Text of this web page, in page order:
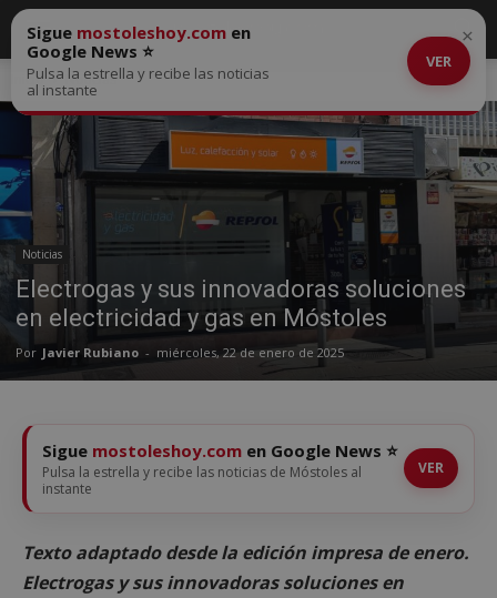
Inicio Noticias
Noticias
Electrogas y sus innovadoras soluciones
en electricidad y gas en Móstoles
Por Javier Rubiano - miércoles, 22 de enero de 2025
Sigue mostoleshoy.com en
Google News ⭐
Pulsa la estrella y recibe las noticias
al instante
VER
×
Sigue mostoleshoy.com en Google News ⭐
Pulsa la estrella y recibe las noticias de Móstoles al
instante
VER
Texto adaptado desde la edición impresa de enero.
Electrogas y sus innovadoras soluciones en